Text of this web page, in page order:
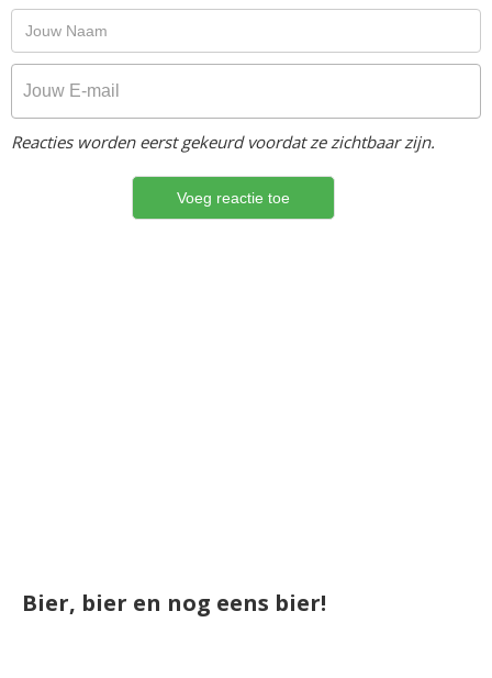
Reacties worden eerst gekeurd voordat ze zichtbaar zijn.
Bier, bier en nog eens bier!